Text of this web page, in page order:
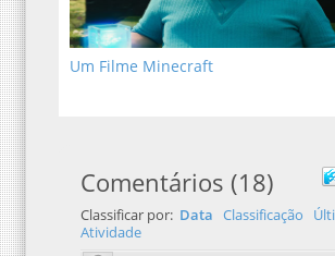
Um Filme Minecraft
Comentários (18)
Classificar por: Data Classificação
Atividade